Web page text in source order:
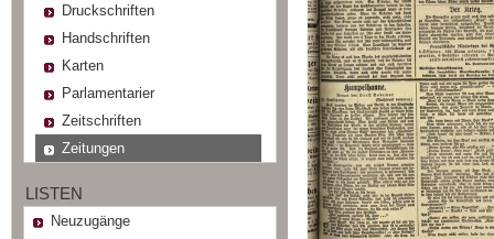
Druckschriften
Handschriften
Karten
Parlamentarier
Zeitschriften
Zeitungen
LISTEN
Neuzugänge